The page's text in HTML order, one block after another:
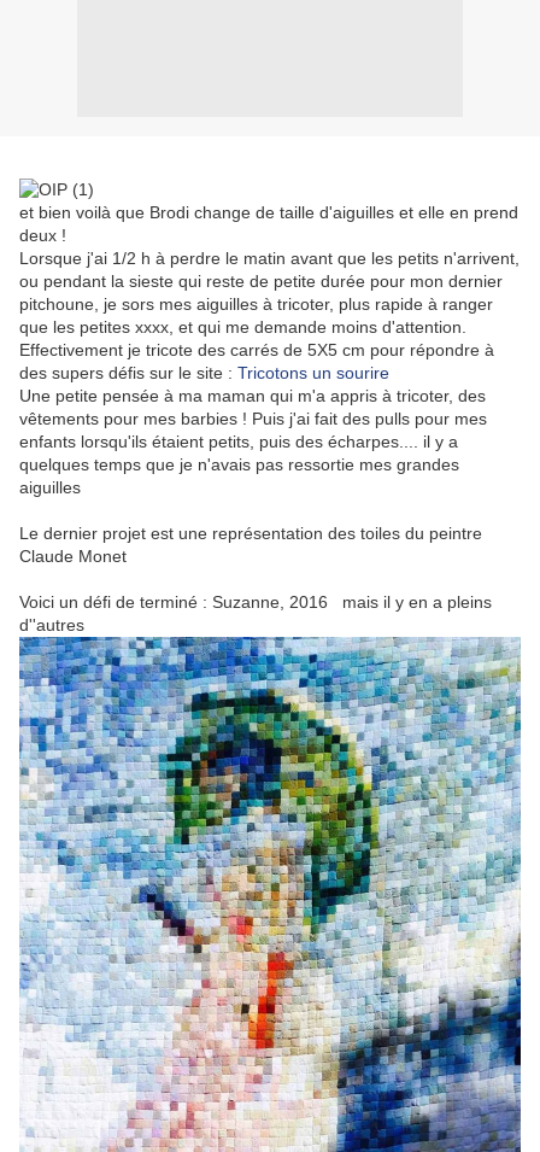
et bien voilà que Brodi change de taille d'aiguilles et elle en prend
deux !
Lorsque j'ai 1/2 h à perdre le matin avant que les petits n'arrivent,
ou pendant la sieste qui reste de petite durée pour mon dernier
pitchoune, je sors mes aiguilles à tricoter, plus rapide à ranger
que les petites xxxx, et qui me demande moins d'attention.
Effectivement je tricote des carrés de 5X5 cm pour répondre à
des supers défis sur le site : Tricotons un sourire
Une petite pensée à ma maman qui m'a appris à tricoter, des
vêtements pour mes barbies ! Puis j'ai fait des pulls pour mes
enfants lorsqu'ils étaient petits, puis des écharpes.... il y a
quelques temps que je n'avais pas ressortie mes grandes
aiguilles
Le dernier projet est une représentation des toiles du peintre
Claude Monet
Voici un défi de terminé : Suzanne, 2016 mais il y en a pleins
d''autres